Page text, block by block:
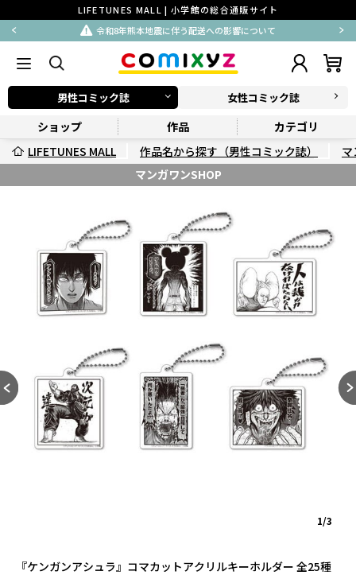
LIFETUNES MALL | 小学館の総合通販サイト
令和8年熊本地震に伴う配送への影響について
男性コミック誌 女性コミック誌
ショップ 作品
カテゴリ
LIFETUNES MALL
作品名から探す（男性コミック誌）
マンガワンSHOP
『ケンガンアシュラ』コマカットアクリルキーホルダー 全25種
1/3